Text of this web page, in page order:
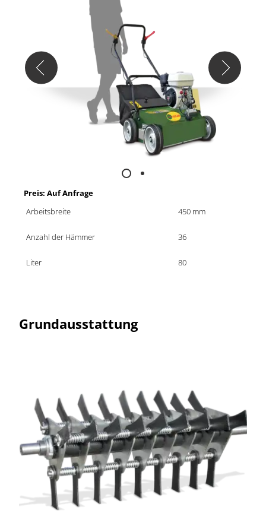
Preis: Auf Anfrage
Arbeitsbreite
450 mm
Anzahl der Hämmer 36
Liter 80
Grundausstattung